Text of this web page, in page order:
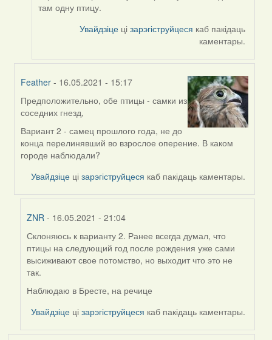
там одну птицу.
Увайдзіце цізарэгіструйцеся каб пакідаць
каментары.
Feather - 16.05.2021 - 15:17
In
reply
to
by
ZNR
Предположительно, обе птицы - самки из
соседних гнезд,
Вариант 2 - самец прошлого года, не до
конца перелинявший во взрослое оперение. В каком
городе наблюдали?
Увайдзіце цізарэгіструйцеся каб пакідаць каментары.
ZNR - 16.05.2021 - 21:04
In
reply
to
by
Feather
Склоняюсь к варианту 2. Ранее всегда думал, что
птицы на следующий год после рождения уже сами
высиживают свое потомство, но выходит что это не
так.
Наблюдаю в Бресте, на речице
Увайдзіце цізарэгіструйцеся каб пакідаць каментары.